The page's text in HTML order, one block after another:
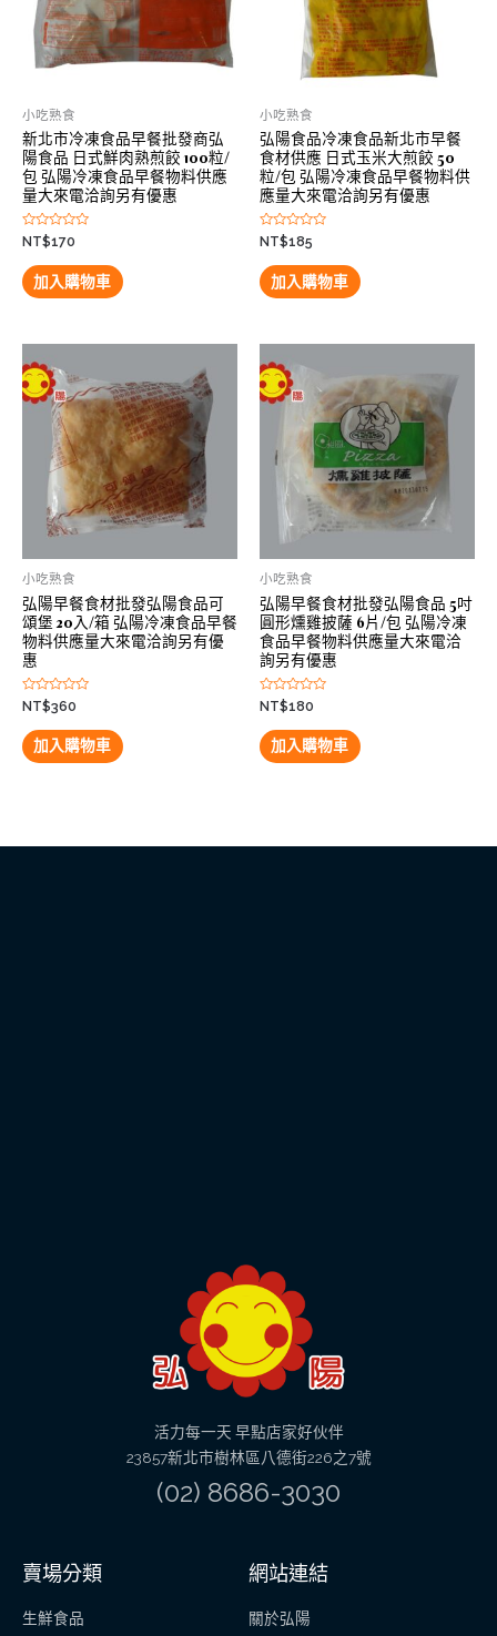
小吃熟食
新北市冷凍食品早餐批發商弘
陽食品 日式鮮肉熟煎餃 100粒/
包 弘陽冷凍食品早餐物料供應
量大來電洽詢另有優惠
評
分
滿
分
5
NT$170
加入購物車
小吃熟食
弘陽食品冷凍食品新北市早餐
食材供應 日式玉米大煎餃 50
粒/包 弘陽冷凍食品早餐物料供
應量大來電洽詢另有優惠
評
分
滿
分
5
NT$185
加入購物車
小吃熟食
弘陽早餐食材批發弘陽食品可
頌堡 20入/箱 弘陽冷凍食品早餐
物料供應量大來電洽詢另有優
惠
評
分
滿
分
5
NT$360
加入購物車
小吃熟食
弘陽早餐食材批發弘陽食品 5吋
圓形燻雞披薩 6片/包 弘陽冷凍
食品早餐物料供應量大來電洽
詢另有優惠
評
分
滿
分
5
NT$180
加入購物車
活力每一天 早點店家好伙伴
23857新北市樹林區八德街226之7號
(02) 8686-3030
賣場分類
生鮮食品
網站連結
關於弘陽